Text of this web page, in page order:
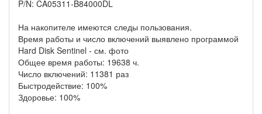
P/N: CA05311-B84000DL
На накопителе имеются следы пользования.
Время работы и число включений выявлено программой
Hard Disk Sentinel - см. фото
Общее время работы: 19638 ч.
Число включений: 11381 раз
Быстродействие: 100%
Здоровье: 100%